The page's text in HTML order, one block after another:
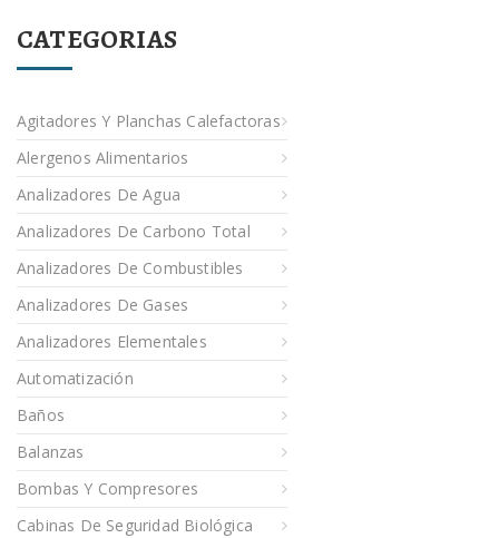
CATEGORIAS
Agitadores Y Planchas Calefactoras
Alergenos Alimentarios
Analizadores De Agua
Analizadores De Carbono Total
Analizadores De Combustibles
Analizadores De Gases
Analizadores Elementales
Automatización
Baños
Balanzas
Bombas Y Compresores
Cabinas De Seguridad Biológica